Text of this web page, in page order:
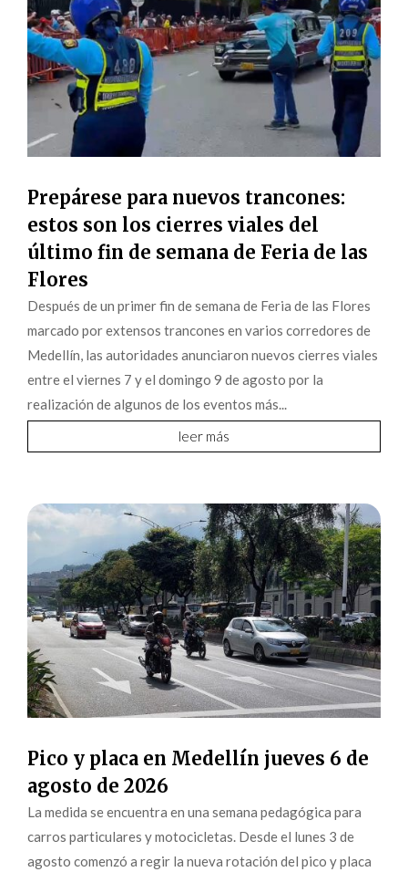
Prepárese para nuevos trancones:
estos son los cierres viales del
último fin de semana de Feria de las
Flores
Después de un primer fin de semana de Feria de las Flores
marcado por extensos trancones en varios corredores de
Medellín, las autoridades anunciaron nuevos cierres viales
entre el viernes 7 y el domingo 9 de agosto por la
realización de algunos de los eventos más...
leer más
Pico y placa en Medellín jueves 6 de
agosto de 2026
La medida se encuentra en una semana pedagógica para
carros particulares y motocicletas. Desde el lunes 3 de
agosto comenzó a regir la nueva rotación del pico y placa